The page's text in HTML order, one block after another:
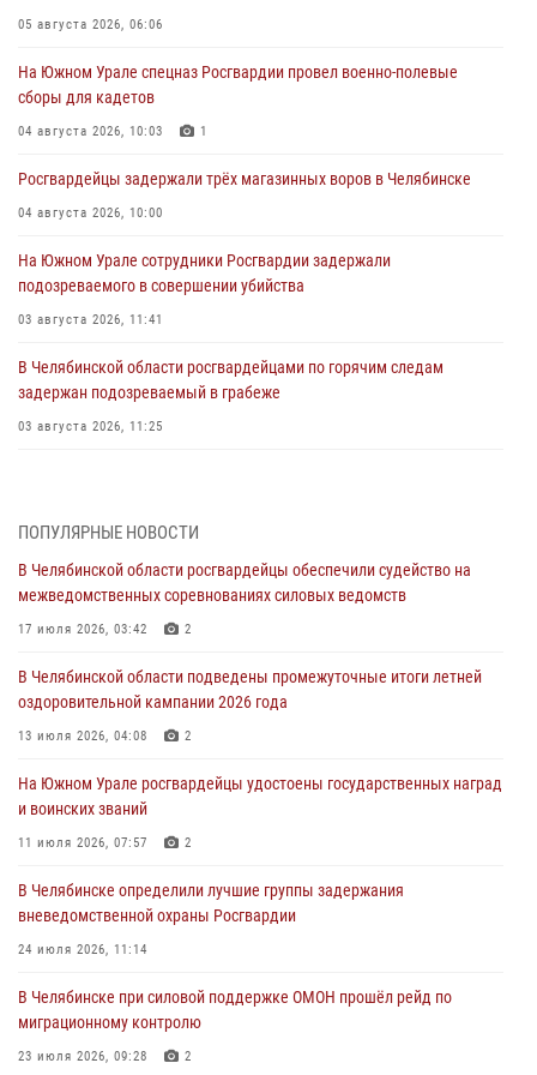
05 августа 2026, 06:06
На Южном Урале спецназ Росгвардии провел военно-полевые
сборы для кадетов
04 августа 2026, 10:03 1
Росгвардейцы задержали трёх магазинных воров в Челябинске
04 августа 2026, 10:00
На Южном Урале сотрудники Росгвардии задержали
подозреваемого в совершении убийства
03 августа 2026, 11:41
В Челябинской области росгвардейцами по горячим следам
задержан подозреваемый в грабеже
03 августа 2026, 11:25
03 августа 2026, 09:22 1
Авиация Росгвардии совершила более 250 санитарных вылетов в
Донецкой Народной Республике
31 июля 2026, 11:33
Росгвардия обеспечивает безопасность граждан на южном
направлении
31 июля 2026, 11:32
В Уральском округе Росгвардии состоялось заседание
оперативного штаба
30 июля 2026, 10:53
ПОПУЛЯРНЫЕ НОВОСТИ
В Челябинской области росгвардейцы обеспечили судейство на
межведомственных соревнованиях силовых ведомств
17 июля 2026, 03:42 2
В Челябинской области подведены промежуточные итоги летней
оздоровительной кампании 2026 года
13 июля 2026, 04:08 2
На Южном Урале росгвардейцы удостоены государственных наград
и воинских званий
11 июля 2026, 07:57 2
В Челябинске определили лучшие группы задержания
вневедомственной охраны Росгвардии
24 июля 2026, 11:14
В Челябинске при силовой поддержке ОМОН прошёл рейд по
миграционному контролю
23 июля 2026, 09:28 2